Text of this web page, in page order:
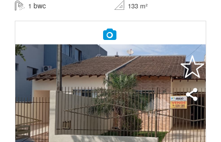
1 bwc 133 m²